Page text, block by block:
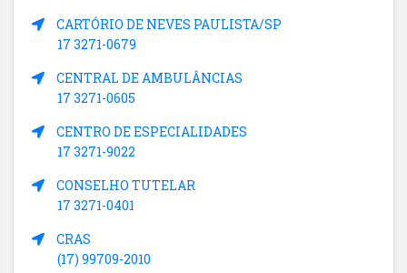
CARTÓRIO DE NEVES PAULISTA/SP
17 3271-0679
CENTRAL DE AMBULÂNCIAS
17 3271-0605
CENTRO DE ESPECIALIDADES
17 3271-9022
CONSELHO TUTELAR
17 3271-0401
CRAS
(17) 99709-2010